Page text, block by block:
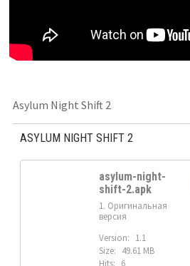
Asylum Night Shift 2
ASYLUM NIGHT SHIFT 2
asylum-night-
shift-2.apk
1. Оригинальная
версия
Version: 1.1
Size: 49.61 MB